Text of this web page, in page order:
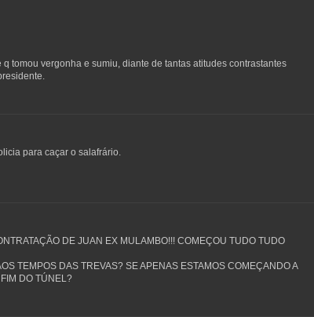
tomou vergonha e sumiu, diante de tantas atitudes contrastantes
para caçar o salafrário.
DE JUAN EX MULAMBO!!! COMEÇOU TUDO TUDO
TEMPOS DAS TREVAS? SE APENAS ESTAMOS COMEÇANDO A
DO TÚNEL?